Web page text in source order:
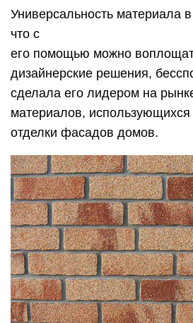
Универсальность материала
что с
его помощью можно
дизайнерские решения,
сделала его лидером на
материалов,
отделки фасадов домов.